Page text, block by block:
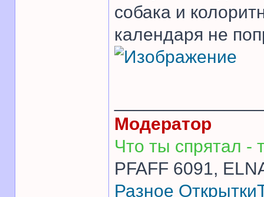
собака и
календаря не
Модератор
Что ты спрятал -
PFAFF 6091,
Разное Открытки